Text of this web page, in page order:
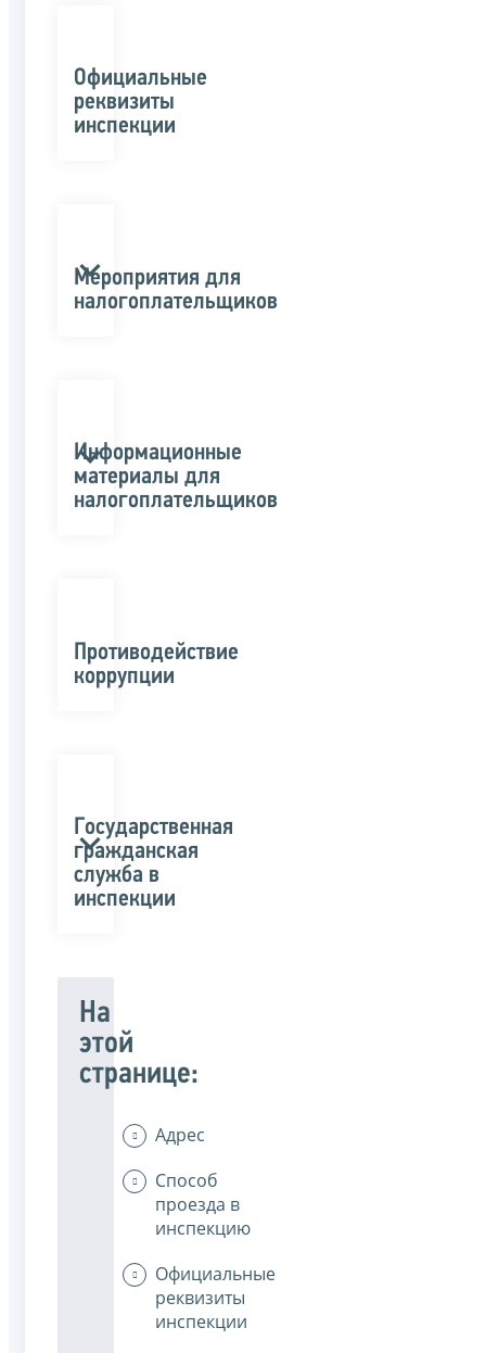
Официальные
реквизиты
инспекции
Мероприятия для
налогоплательщиков
Информационные
материалы для
налогоплательщиков
Противодействие
коррупции
Государственная
гражданская
служба в
инспекции
На
этой
странице:
Адрес
Способ
проезда в
инспекцию
Официальные
реквизиты
инспекции